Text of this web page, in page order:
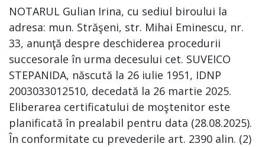
NOTARUL Gulian Irina, cu sediul biroului la
adresa: mun. Străşeni, str. Mihai Eminescu, nr.
33, anunţă despre deschiderea procedurii
succesorale în urma decesului cet. SUVEICO
STEPANIDA, născută la 26 iulie 1951, IDNP
2003033012510, decedată la 26 martie 2025.
Eliberarea certificatului de moştenitor este
planificată în prealabil pentru data (28.08.2025).
În conformitate cu prevederile art. 2390 alin. (2)